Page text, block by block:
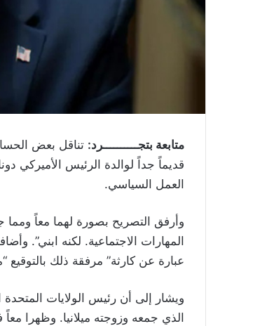
متابعة بتجــــــــــرد: تناقل بعض
قديماً جداً لوالدة الرئيس
العمل السياسي.
وأرفق التصريح بصورة لهما معاً ومما
المهارات الاجتماعية. لكنه ابني”.
عبارة عن كارثة” مرفقة ذلك بالتوقيع
ويشار إلى أن رئيس الولايات المتحدة
الذي جمعه وزوجته ميلانيا. وظهرا